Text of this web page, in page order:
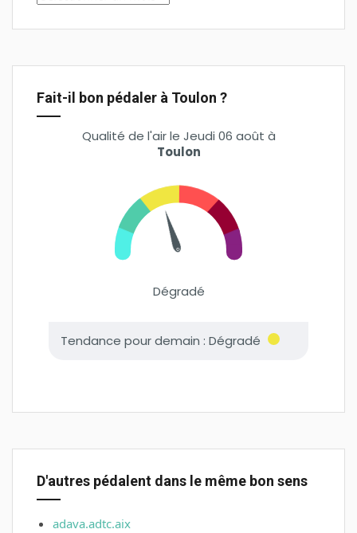
Fait-il bon pédaler à Toulon ?
D'autres pédalent dans le même bon sens
adava.adtc.aix